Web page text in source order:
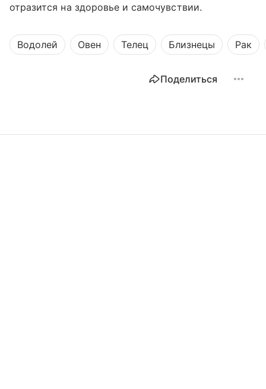
отразится на здоровье и самочувствии.
Водолей Овен Телец Близнецы Рак
Поделиться